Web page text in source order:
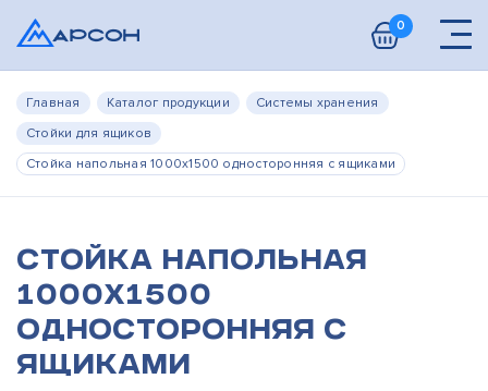
0
Главная Каталог продукции
Системы хранения
Стойки для ящиков
Стойка напольная 1000х1500 односторонняя с ящиками
Стойка напольная
1000х1500
односторонняя с
ящиками